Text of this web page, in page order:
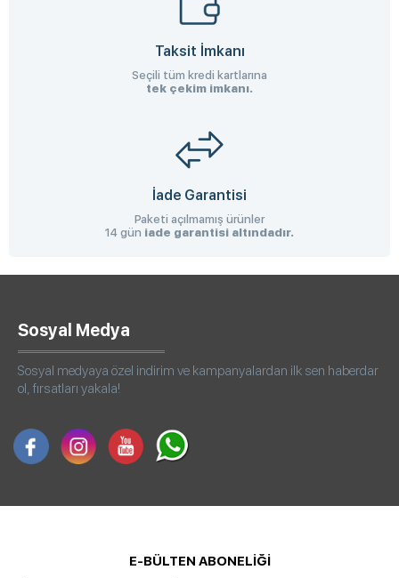
Taksit İmkanı
Seçili tüm kredi kartlarına
tek çekim imkanı.
İade Garantisi
Paketi açılmamış ürünler
14 gün iade garantisi altındadır.
Sosyal Medya
Sosyal medyaya özel indirim ve kampanyalardan ilk sen haberdar
ol, fırsatları yakala!
E-BÜLTEN ABONELİĞİ